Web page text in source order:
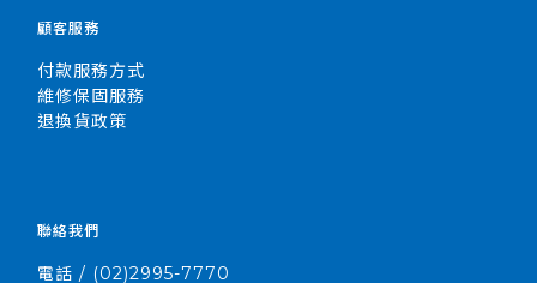
顧客服務
付款服務方式
維修保固服務
退換貨政策
聯絡我們
電話 / (02)2995-7770